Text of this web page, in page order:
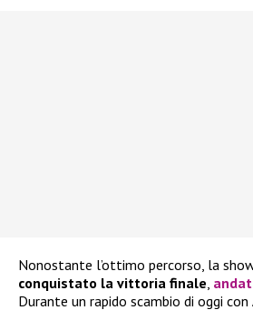
Nonostante l’ottimo percorso, la
conquistato la vittoria finale,
Durante un rapido scambio di oggi con